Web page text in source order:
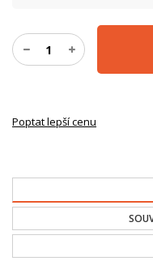
Poptat lepší cenu